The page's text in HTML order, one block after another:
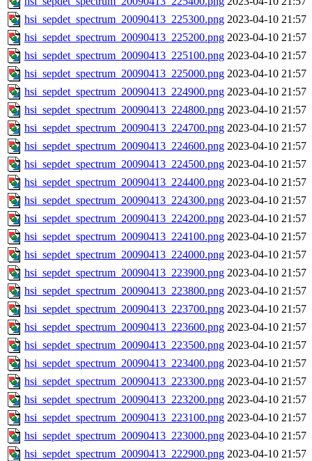
hsi_sepdet_spectrum_20090413_225300.png 2023-04-10 21:57
hsi_sepdet_spectrum_20090413_225200.png 2023-04-10 21:57
hsi_sepdet_spectrum_20090413_225100.png 2023-04-10 21:57
hsi_sepdet_spectrum_20090413_225000.png 2023-04-10 21:57
hsi_sepdet_spectrum_20090413_224900.png 2023-04-10 21:57
hsi_sepdet_spectrum_20090413_224800.png 2023-04-10 21:57
hsi_sepdet_spectrum_20090413_224700.png 2023-04-10 21:57
hsi_sepdet_spectrum_20090413_224600.png 2023-04-10 21:57
hsi_sepdet_spectrum_20090413_224500.png 2023-04-10 21:57
hsi_sepdet_spectrum_20090413_224400.png 2023-04-10 21:57
hsi_sepdet_spectrum_20090413_224300.png 2023-04-10 21:57
hsi_sepdet_spectrum_20090413_224200.png 2023-04-10 21:57
hsi_sepdet_spectrum_20090413_224100.png 2023-04-10 21:57
hsi_sepdet_spectrum_20090413_224000.png 2023-04-10 21:57
hsi_sepdet_spectrum_20090413_223900.png 2023-04-10 21:57
hsi_sepdet_spectrum_20090413_223800.png 2023-04-10 21:57
hsi_sepdet_spectrum_20090413_223700.png 2023-04-10 21:57
hsi_sepdet_spectrum_20090413_223600.png 2023-04-10 21:57
hsi_sepdet_spectrum_20090413_223500.png 2023-04-10 21:57
hsi_sepdet_spectrum_20090413_223400.png 2023-04-10 21:57
hsi_sepdet_spectrum_20090413_223300.png 2023-04-10 21:57
hsi_sepdet_spectrum_20090413_223200.png 2023-04-10 21:57
hsi_sepdet_spectrum_20090413_223100.png 2023-04-10 21:57
hsi_sepdet_spectrum_20090413_223000.png 2023-04-10 21:57
hsi_sepdet_spectrum_20090413_222900.png 2023-04-10 21:57